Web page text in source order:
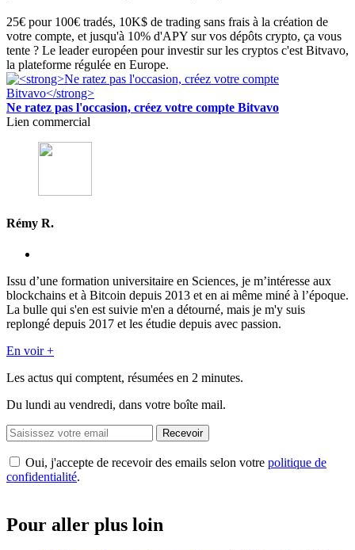
25€ pour 100€ tradés, 10K$ de trading sans frais à la création de
votre compte, et jusqu'à 10% d'APY sur vos dépôts crypto, ça vous
tente ? Le leader européen pour investir sur les cryptos c'est Bitvavo,
la plateforme régulée en Europe.
Ne ratez pas l'occasion, créez votre compte Bitvavo
Lien commercial
Rémy R.
Issu d’une formation universitaire en Sciences, je m’intéresse aux
blockchains et à Bitcoin depuis 2013 et en ai même miné à l’époque.
La bulle qui s'en est suivie m'en a détourné, mais je m'y suis
replongé depuis 2017 et les étudie depuis avec passion.
En voir +
Les actus qui comptent, résumées en 2 minutes.
Du lundi au vendredi, dans votre boîte mail.
Recevoir
Oui, j'accepte de recevoir des emails selon votre politique de
confidentialité.
Pour aller plus loin